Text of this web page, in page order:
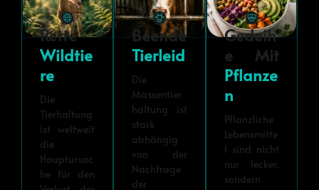
Rette
Wildtie
Re
Die
Tierhaltung
ist weltweit
die
Hauptursac
he für den
Beende
Tierleid
Die
Massentier
haltung ist
stark
abhängig
von der
Nachfrage
der
Gedeih
E Mit
Pflanze
N
Pflanzliche
Lebensmitte
l sind nicht
nur lecker,
sondern